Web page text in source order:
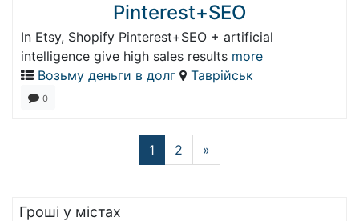
Pinterest+SEO
In Etsy, Shopify Pinterest+SEO + artificial
intelligence give high sales results more
Возьму деньги в долг
Таврійськ
0
1 2 »
Гроші у містах